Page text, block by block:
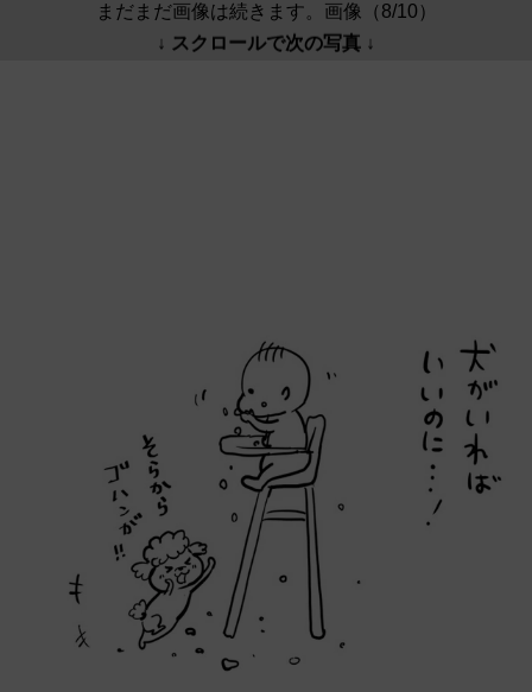
まだまだ画像は続きます。画像（8/10）
↓ スクロールで次の写真 ↓